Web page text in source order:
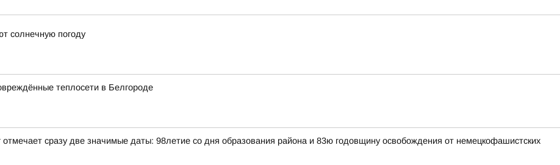
солнечную погоду
теплосети в Белгороде
отмечает сразу две значимые даты: 98летие со дня образования района и 83ю годовщину освобождения от немецкофашистских